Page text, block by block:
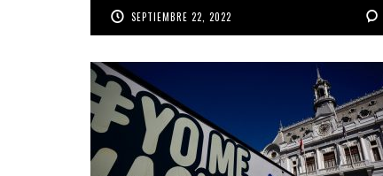
SEPTIEMBRE 22, 2022